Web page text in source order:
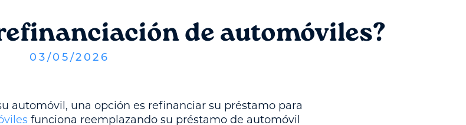
de automóviles?
03 / 05 /2026
automóvil, una opción es refinanciar su préstamo para
funciona reemplazando su préstamo de automóvil